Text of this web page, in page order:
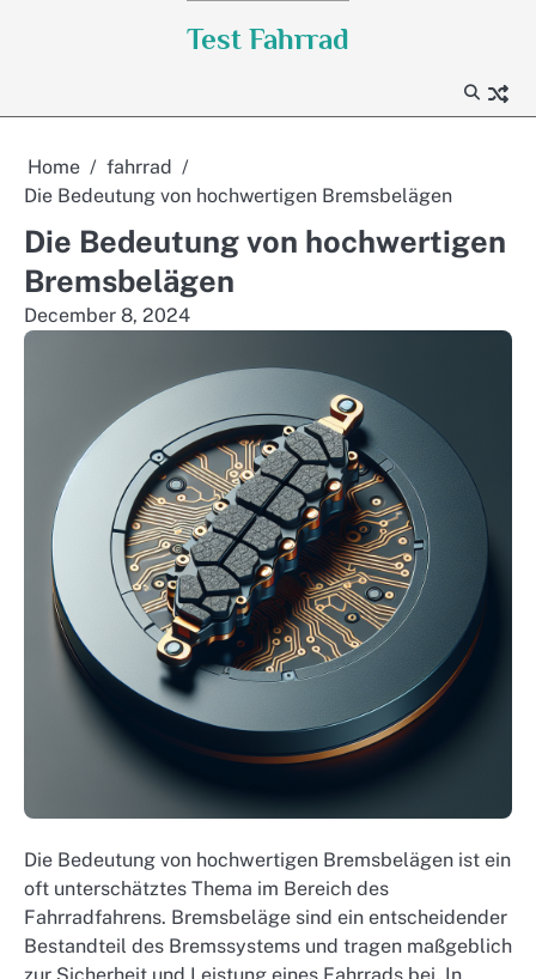
Test Fahrrad
Home
fahrrad
Die Bedeutung von hochwertigen Bremsbelägen
Die Bedeutung von hochwertigen
Bremsbelägen
December 8, 2024
Die Bedeutung von hochwertigen Bremsbelägen ist ein
oft unterschätztes Thema im Bereich des
Fahrradfahrens. Bremsbeläge sind ein entscheidender
Bestandteil des Bremssystems und tragen maßgeblich